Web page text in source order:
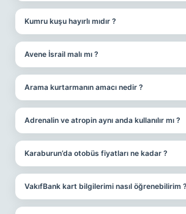
Kumru kuşu hayırlı mıdır ?
Avene İsrail malı mı ?
Arama kurtarmanın amacı nedir ?
Adrenalin ve atropin aynı anda kullanılır mı ?
Karaburun’da otobüs fiyatları ne kadar ?
VakıfBank kart bilgilerimi nasıl öğrenebilirim ?